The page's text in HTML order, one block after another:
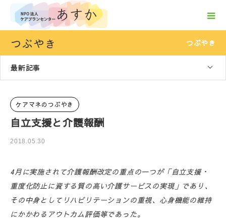
つぶやき つぶやき
最新記事
ケアマネのつぶやき
自立支援と介護報酬
2018.05.30
4月に実施されて介護報酬改定の重点の一つが「自立支援・
重度化防止に資する質の高い介護サービスの実現」であり、
その中身としてリハビリテーションの重視、心身機能の維持
にかかわるアウトカム評価等であった。